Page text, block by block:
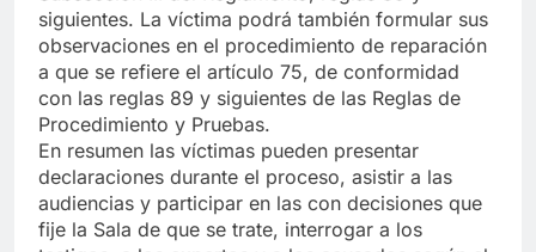
siguientes. La víctima podrá también formular sus
observaciones en el procedimiento de reparación
a que se refiere el artículo 75, de conformidad
con las reglas 89 y siguientes de las Reglas de
Procedimiento y Pruebas.
En resumen las víctimas pueden presentar
declaraciones durante el proceso, asistir a las
audiencias y participar en las con decisiones que
fije la Sala de que se trate, interrogar a los